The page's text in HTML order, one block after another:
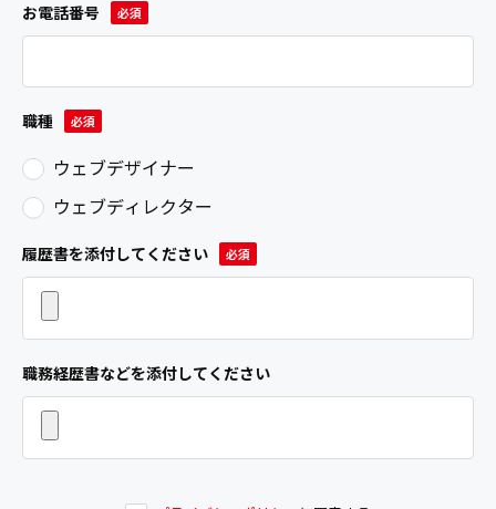
お電話番号
職種
ウェブデザイナー
ウェブディレクター
履歴書を添付してください
職務経歴書などを添付してください